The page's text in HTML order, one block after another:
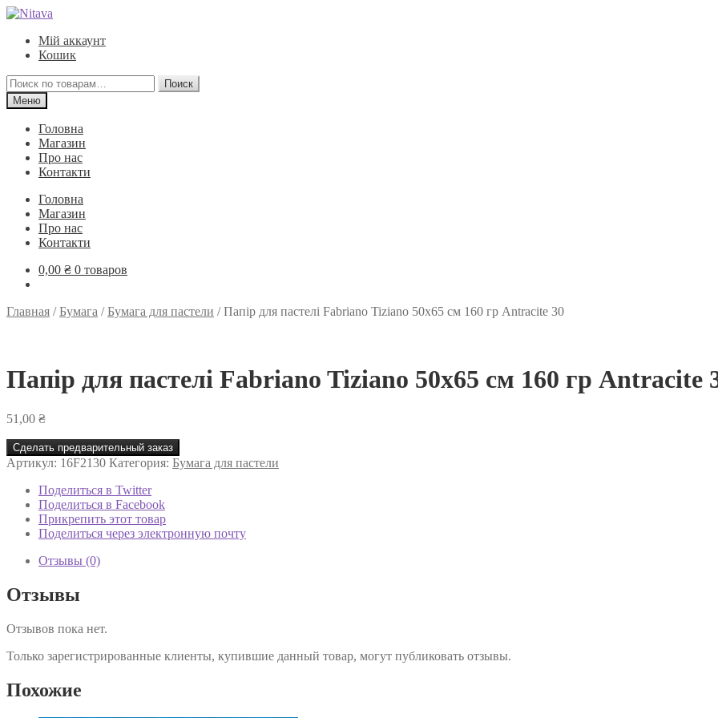
Перейти
навигации
Перейти
содержимому
Мій аккаунт
Кошик
Искать:
Поиск
Меню
Головна
Магазин
Про нас
Контакти
Головна
Магазин
Про нас
Контакти
0,00 ₴ 0 товаров
Главная /Бумага /Бумага для пастели /Папір для пастелі Fabriano Tiziano 50х65 см 160 гр Antracite 30
Папір для пастелі Fabriano Tiziano 50х65 см 160 гр Antracite
51,00 ₴
Сделать предварительный заказ
Артикул: 16F2130 Категория: Бумага для пастели
Поделиться в Twitter
Поделиться в Facebook
Прикрепить этот товар
Поделиться через электронную почту
Отзывы (0)
Отзывы
Отзывов пока нет.
Только зарегистрированные клиенты, купившие данный товар, могут публиковать отзывы.
Похожие